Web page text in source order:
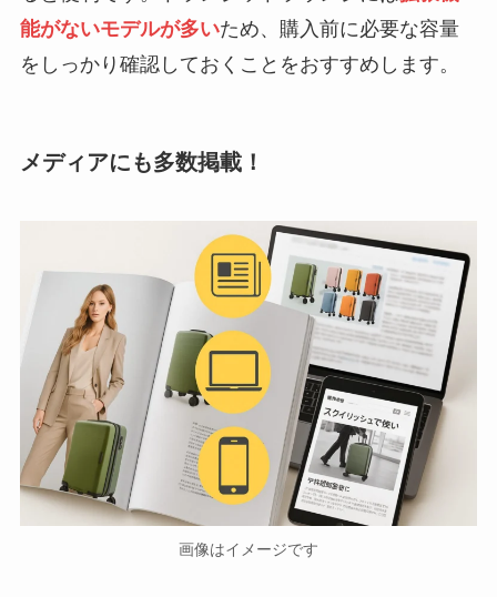
能がないモデルが多いため、購入前に必要な容量
をしっかり確認しておくことをおすすめします。
メディアにも多数掲載！
画像はイメージです